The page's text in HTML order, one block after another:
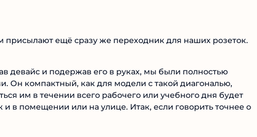
присылают ещё сразу же переходник для наших розеток.
девайс и подержав его в руках, мы были полностью
Он компактный, как для модели с такой диагональю,
им в течении всего рабочего или учебного дня будет
и в помещении или на улице. Итак, если говорить точнее о